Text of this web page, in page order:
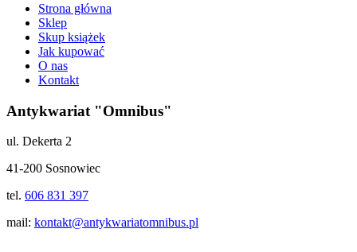
Strona główna
Sklep
Skup książek
Jak kupować
O nas
Kontakt
Antykwariat "Omnibus"
ul. Dekerta 2
41-200 Sosnowiec
tel. 606 831 397
mail: kontakt@antykwariatomnibus.pl